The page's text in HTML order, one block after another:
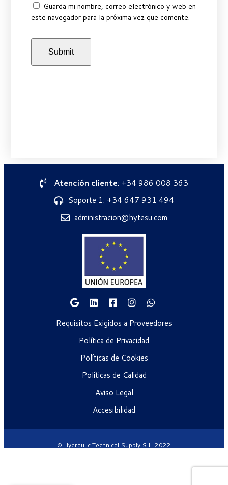
Guarda mi nombre, correo electrónico y web en
este navegador para la próxima vez que comente.
Atención cliente: +34 986 008 363
Soporte 1: +34 647 931 494
administracion@hytesu.com
Requisitos Exigidos a Proveedores
Política de Privacidad
Políticas de Cookies
Políticas de Calidad
Aviso Legal
Accesibilidad
© Hydraulic Technical Supply S.L. 2022